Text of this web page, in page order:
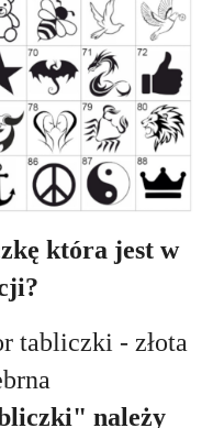
która jest w
tabliczki - złota
należy